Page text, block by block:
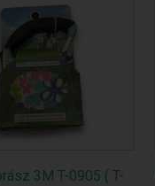
3M T-0905 ( T-